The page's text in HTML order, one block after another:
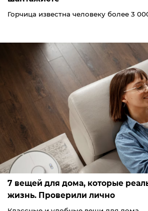
Горчица известна человеку более 3
7 вещей для дома, которые
жизнь. Проверили лично